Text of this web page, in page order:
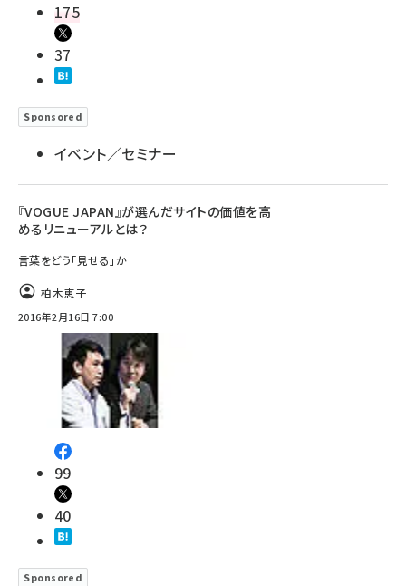
175
37
Sponsored
イベント／セミナー
『VOGUE JAPAN』が選んだサイトの価値を高
めるリニューアルとは？
言葉をどう「見せる」か
柏木恵子
2016年2月16日 7:00
99
40
Sponsored